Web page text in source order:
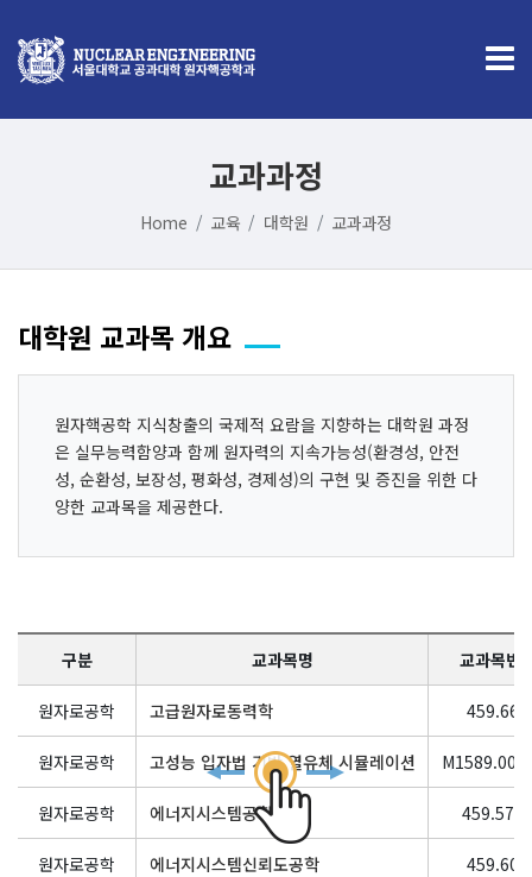
교과과정
Home 교육 대학원 교과과정
대학원 교과목 개요
원자핵공학 지식창출의 국제적 요람을 지향하는 대학원 과정
은 실무능력함양과 함께 원자력의 지속가능성(환경성, 안전
성, 순환성, 보장성, 평화성, 경제성)의 구현 및 증진을 위한 다
양한 교과목을 제공한다.
구분 교과목명 교과목번
원자로공학 고급원자로동력학 459.663
원자로공학 고성능 입자법 기반 열유체 시뮬레이션
원자로공학 에너지시스템공학특강
원자로공학 에너지시스템신뢰도공학 459.601